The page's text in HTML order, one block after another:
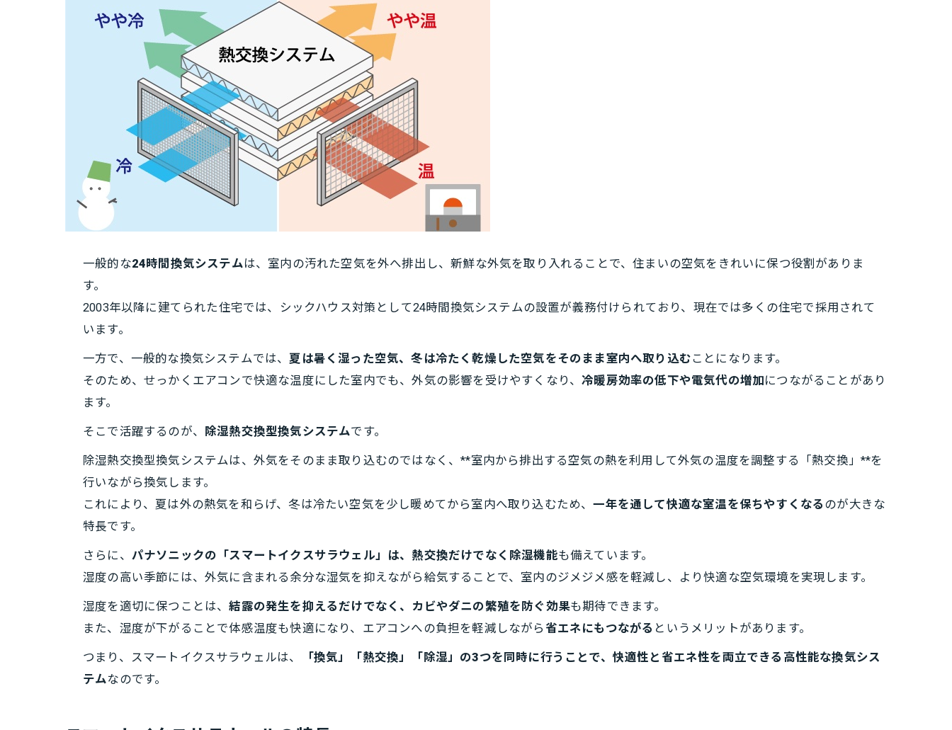
一般的な24時間換気システムは、室内の汚れた空気を外へ排出し、新鮮な外気を取り入れることで、住まいの空気をきれいに保つ役割がありま
す。
2003年以降に建てられた住宅では、シックハウス対策として24時間換気システムの設置が義務付けられており、現在では多くの住宅で採用されて
います。
一方で、一般的な換気システムでは、夏は暑く湿った空気、冬は冷たく乾燥した空気をそのまま室内へ取り込む ことになります。
そのため、せっかくエアコンで快適な温度にした室内でも、外気の影響を受けやすくなり、冷暖房効率の低下や電気代の増加につながることがあり
ます。
そこで活躍するのが、 除湿熱交換型換気システムです。
除湿熱交換型換気システムは、外気をそのまま取り込むのではなく、**室内から排出する空気の熱を利用して外気の温度を調整する「熱交換」**を
行いながら換気します。
これにより、夏は外の熱気を和らげ、冬は冷たい空気を少し暖めてから室内へ取り込むため、一年を通して快適な室温を保ちやすくなる のが大きな
特長です。
さらに、 パナソニックの「スマートイクスサラウェル」 は、熱交換だけでなく 除湿機能も備えています。
湿度の高い季節には、外気に含まれる余分な湿気を抑えながら給気することで、室内のジメジメ感を軽減し、より快適な空気環境を実現します。
湿度を適切に保つことは、結露の発生を抑えるだけでなく、カビやダニの繁殖を防ぐ効果も期待できます。
また、湿度が下がることで体感温度も快適になり、エアコンへの負担を軽減しながら 省エネにもつながる というメリットがあります。
つまり、スマートイクスサラウェルは、
「換気」「熱交換」「除湿」の3つを同時に行うことで、快適性と省エネ性を両立できる高性能な換気シス
テムなのです。